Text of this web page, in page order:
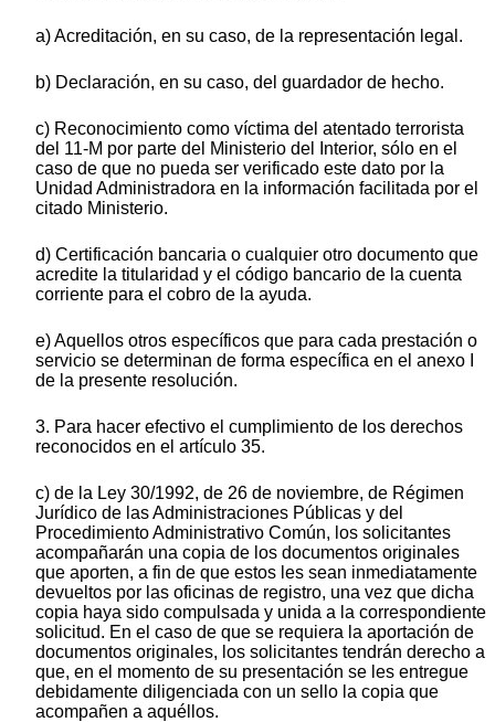
a) Acreditación, en su caso, de la representación legal.
b) Declaración, en su caso, del guardador de hecho.
c) Reconocimiento como víctima del atentado terrorista
del 11-M por parte del Ministerio del Interior, sólo en el
caso de que no pueda ser verificado este dato por la
Unidad Administradora en la información facilitada por el
citado Ministerio.
d) Certificación bancaria o cualquier otro documento que
acredite la titularidad y el código bancario de la cuenta
corriente para el cobro de la ayuda.
e) Aquellos otros específicos que para cada prestación o
servicio se determinan de forma específica en el anexo I
de la presente resolución.
3. Para hacer efectivo el cumplimiento de los derechos
reconocidos en el artículo 35.
c) de la Ley 30/1992, de 26 de noviembre, de Régimen
Jurídico de las Administraciones Públicas y del
Procedimiento Administrativo Común, los solicitantes
acompañarán una copia de los documentos originales
que aporten, a fin de que estos les sean inmediatamente
devueltos por las oficinas de registro, una vez que dicha
copia haya sido compulsada y unida a la correspondiente
solicitud. En el caso de que se requiera la aportación de
documentos originales, los solicitantes tendrán derecho a
que, en el momento de su presentación se les entregue
debidamente diligenciada con un sello la copia que
acompañen a aquéllos.